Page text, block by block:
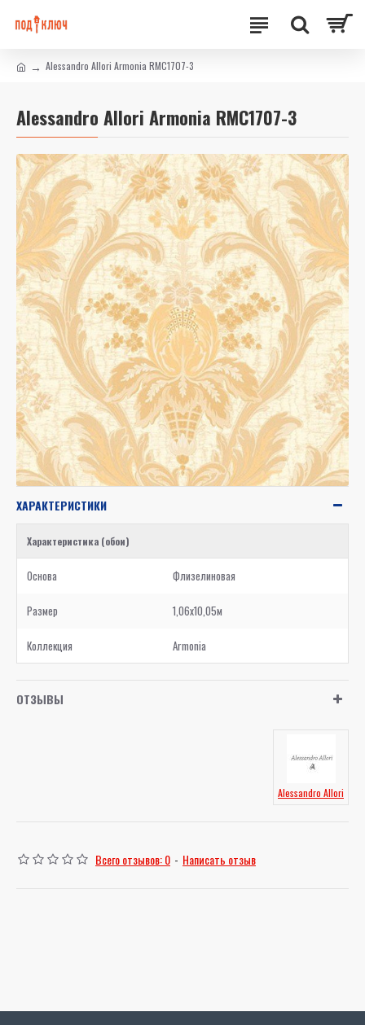
Alessandro Allori Armonia RMC1707-3
Alessandro Allori Armonia RMC1707-3
ХАРАКТЕРИСТИКИ
Характеристика (обои)
Основа Флизелиновая
Размер 1,06x10,05м
Коллекция Armonia
ОТЗЫВЫ
Alessandro Allori
Всего отзывов: 0 - Написать отзыв